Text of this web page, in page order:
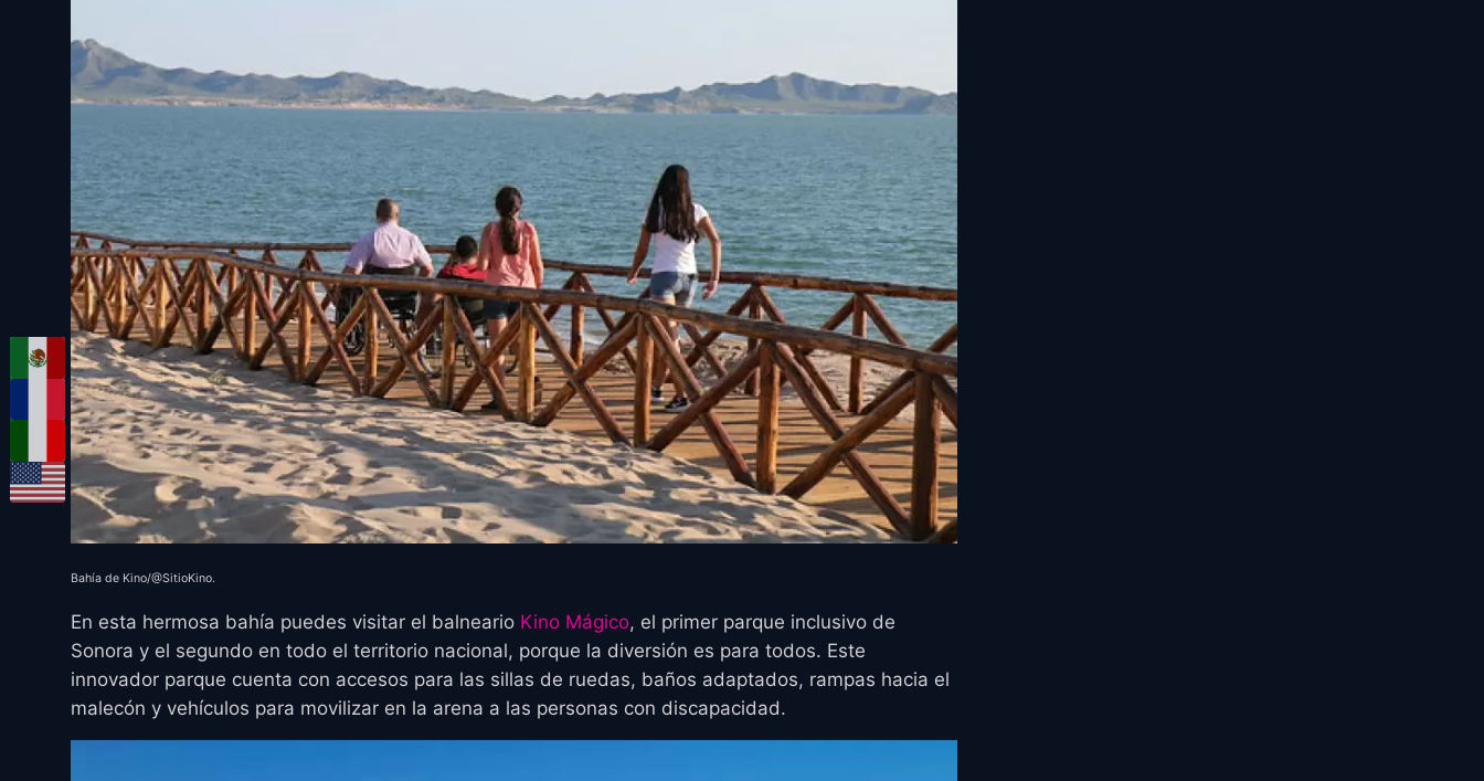
Bahía de Kino/@SitioKino.
En esta hermosa bahía puedes visitar el balneario Kino Mágico, el primer parque inclusivo de
Sonora y el segundo en todo el territorio nacional, porque la diversión es para todos. Este
innovador parque cuenta con accesos para las sillas de ruedas, baños adaptados, rampas hacia el
malecón y vehículos para movilizar en la arena a las personas con discapacidad.